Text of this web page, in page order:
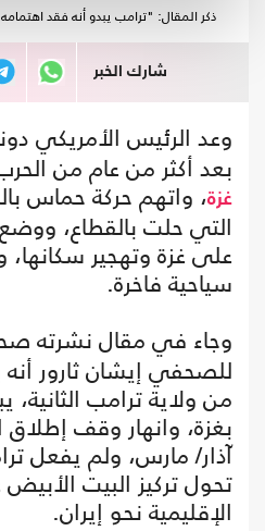
ذكر المقال: "ترامب يبدو أنه فقد
شارك الخبر
وعد الرئيس الأمريكي
بعد أكثر من عام من
غزة، واتهم حركة حماس
التي حلت بالقطاع،
على غزة وتهجير سكانها،
سياحية فاخرة.
وجاء في مقال نشرته
للصحفي إيشان ثارور
من ولاية ترامب الثانية،
بغزة، وانهار وقف
آذار/ مارس، ولم يفعل
تحول تركيز البيت
الإقليمية نحو إيران.